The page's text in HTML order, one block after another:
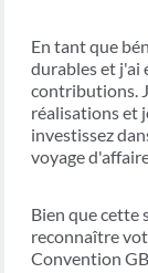
En tant que
durables et j'ai
contributions.
réalisations et
investissez
voyage
Bien que cette
reconnaître
Convention